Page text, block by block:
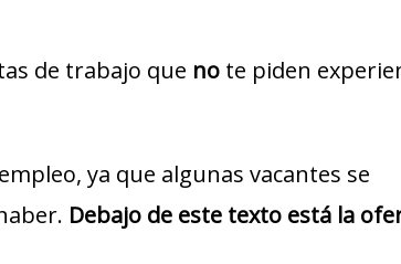
de trabajo que note piden
ya que algunas vacantes se
Debajo de este texto está la